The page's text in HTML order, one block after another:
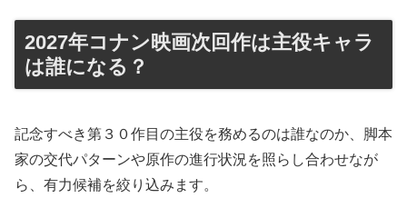
2027年コナン映画次回作は主役キャラ
は誰になる？
記念すべき第３０作目の主役を務めるのは誰なのか、脚本
家の交代パターンや原作の進行状況を照らし合わせなが
ら、有力候補を絞り込みます。